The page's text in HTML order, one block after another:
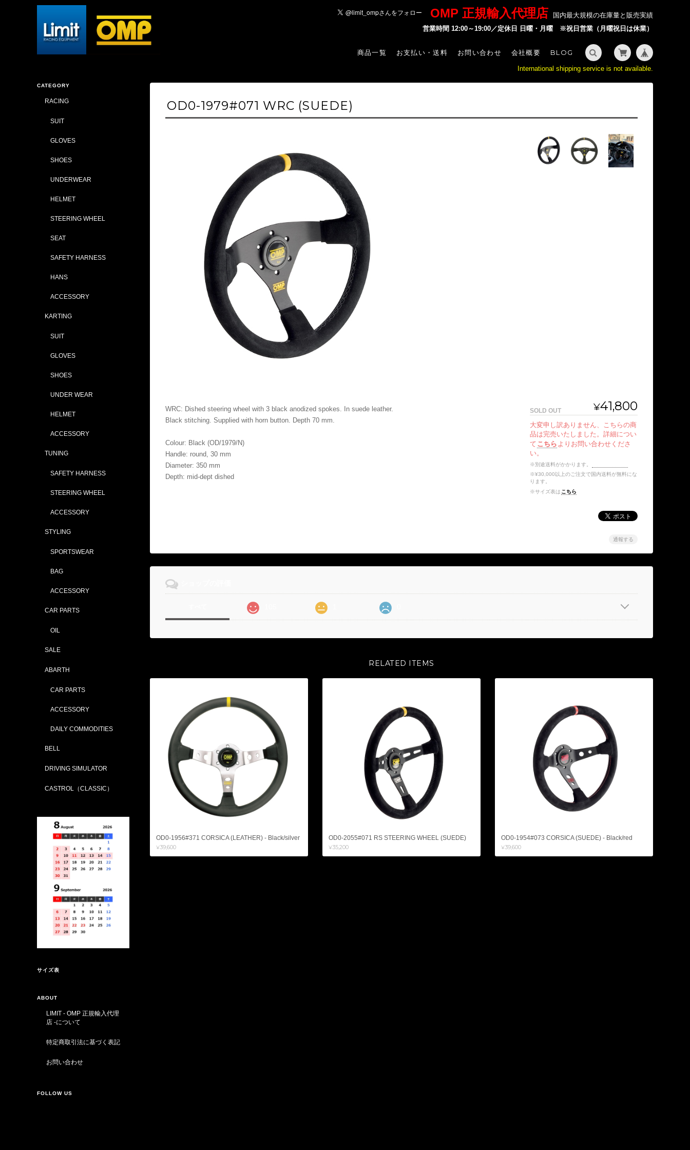
OMP 正規輸入代理店
国内最大規模の在庫量と販売実績
営業時間 12:00～19:00／定休日 日曜・月曜 ※祝日営業（月曜祝日は休業）
商品一覧 お支払い・送料 お問い合わせ 会社概要 BLOG
International shipping service is not available.
OD0-1979#071 WRC (SUEDE)
WRC: Dished steering wheel with 3 black anodized spokes. In suede leather.
Black stitching. Supplied with horn button. Depth 70 mm.
Colour: Black (OD/1979/N)
Handle: round, 30 mm
Diameter: 350 mm
Depth: mid-dept dished
¥41,800
SOLD OUT
大変申し訳ありません、こちらの商
品は完売いたしました。詳細につい
て こちら よりお問い合わせくださ
い。
※別途送料がかかります。
※¥30,000以上のご注文で国内送料が無料にな
ります。
※サイズ表は こちら
通報する
RELATED ITEMS
OD0-1956#371 CORSICA (LEATHER) - Black/silver
¥39,600
OD0-2055#071 RS STEERING WHEEL (SUEDE)
¥35,200
OD0-1954#073 CORSICA (SUEDE) - Black/red
¥39,600
CATEGORY
RACING
SUIT
GLOVES
SHOES
UNDERWEAR
HELMET
STEERING WHEEL
SEAT
SAFETY HARNESS
HANS
ACCESSORY
KARTING
SUIT
GLOVES
SHOES
UNDER WEAR
HELMET
ACCESSORY
TUNING
SAFETY HARNESS
STEERING WHEEL
ACCESSORY
STYLING
SPORTSWEAR
BAG
ACCESSORY
CAR PARTS
OIL
SALE
ABARTH
CAR PARTS
ACCESSORY
DAILY COMMODITIES
BELL
DRIVING SIMULATOR
CASTROL（CLASSIC）
サイズ表
ABOUT
LIMIT - OMP 正規輸入代理
店 -について
特定商取引法に基づく表記
お問い合わせ
FOLLOW US